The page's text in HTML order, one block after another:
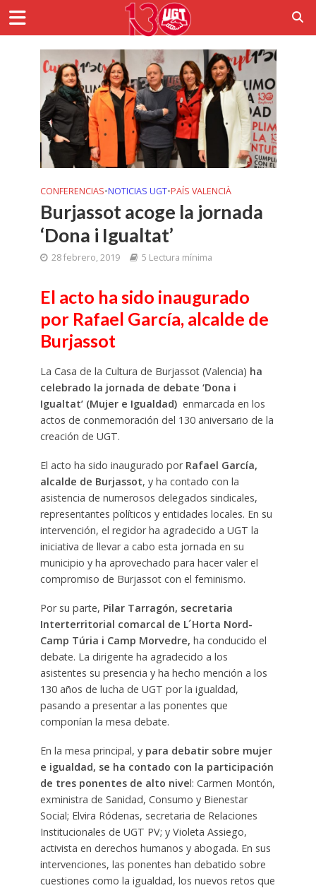
CONFERENCIAS•NOTICIAS UGT•PAÍS VALENCIÀ
Burjassot acoge la jornada
‘Dona i Igualtat’
28 febrero, 2019 5 Lectura mínima
El acto ha sido inaugurado
por Rafael García, alcalde de
Burjassot
La Casa de la Cultura de Burjassot (Valencia) ha
celebrado la jornada de debate ‘Dona i
Igualtat’ (Mujer e Igualdad) enmarcada en los
actos de conmemoración del 130 aniversario de la
creación de UGT.
El acto ha sido inaugurado por Rafael García,
alcalde de Burjassot, y ha contado con la
asistencia de numerosos delegados sindicales,
representantes políticos y entidades locales. En su
intervención, el regidor ha agradecido a UGT la
iniciativa de llevar a cabo esta jornada en su
municipio y ha aprovechado para hacer valer el
compromiso de Burjassot con el feminismo.
Por su parte, Pilar Tarragón, secretaria
Interterritorial comarcal de L´Horta Nord-
Camp Túria i Camp Morvedre, ha conducido el
debate. La dirigente ha agradecido a los
asistentes su presencia y ha hecho mención a los
130 años de lucha de UGT por la igualdad,
pasando a presentar a las ponentes que
componían la mesa debate.
En la mesa principal, y para debatir sobre mujer
e igualdad, se ha contado con la participación
de tres ponentes de alto nivel: Carmen Montón,
exministra de Sanidad, Consumo y Bienestar
Social; Elvira Ródenas, secretaria de Relaciones
Institucionales de UGT PV; y Violeta Assiego,
activista en derechos humanos y abogada. En sus
intervenciones, las ponentes han debatido sobre
cuestiones como la igualdad, los nuevos retos que